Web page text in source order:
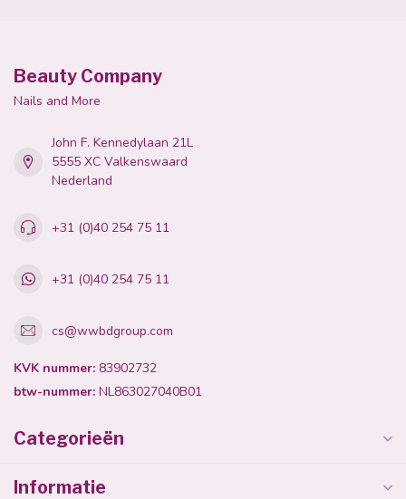
Beauty Company
Nails and More
John F. Kennedylaan 21L
5555 XC Valkenswaard
Nederland
+31 (0)40 254 75 11
+31 (0)40 254 75 11
cs@wwbdgroup.com
KVK nummer: 83902732
btw-nummer: NL863027040B01
Categorieën
Informatie